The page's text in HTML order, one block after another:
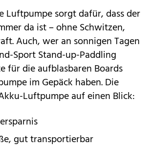
Luftpumpe sorgt dafür, dass der
da ist – ohne Schwitzen,
Auch, wer an sonnigen Tagen
Sport Stand-up-Paddling
für die aufblasbaren Boards
im Gepäck haben. Die
Luftpumpe auf einen Blick:
gut transportierbar